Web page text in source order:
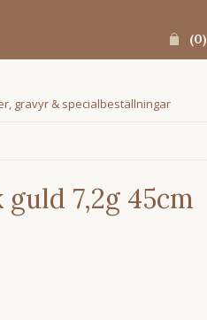
(0)
gravyr & specialbeställningar
guld 7,2g 45cm